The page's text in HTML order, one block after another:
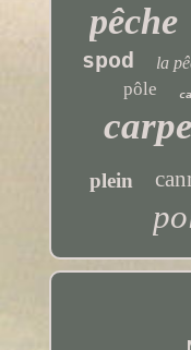
pêche
spod la
pôle
carpe
plein